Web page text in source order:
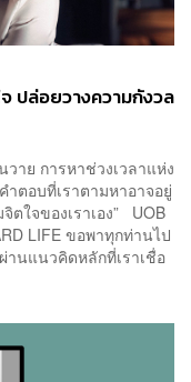
ปล่อยวางความกังวล
าย การหาช่วงเวลาแห่ง
ตอบที่เราตามหาอาจอยู่
ใจของเราเอง” UOB
LIFE ขอพาทุกท่านไป
านแนวคิดหลักที่เราเชื่อ